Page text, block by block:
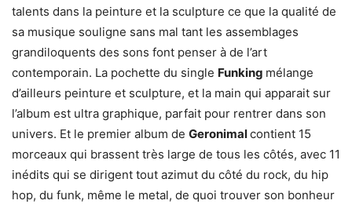
talents dans la peinture et la sculpture ce que la qualité de
sa musique souligne sans mal tant les assemblages
grandiloquents des sons font penser à de l’art
contemporain. La pochette du single Funking mélange
d’ailleurs peinture et sculpture, et la main qui apparait sur
l’album est ultra graphique, parfait pour rentrer dans son
univers. Et le premier album de Geronimalcontient 15
morceaux qui brassent très large de tous les côtés, avec 11
inédits qui se dirigent tout azimut du côté du rock, du hip
hop, du funk, même le metal, de quoi trouver son bonheur